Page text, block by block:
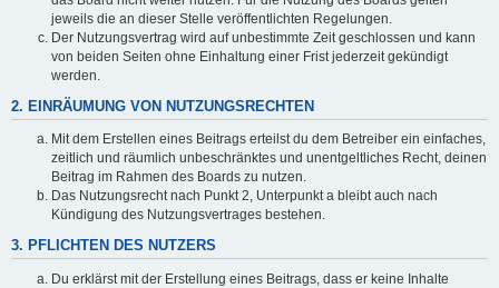
jeweils die an dieser Stelle veröffentlichten Regelungen.
Der Nutzungsvertrag wird auf unbestimmte Zeit geschlossen und kann
von beiden Seiten ohne Einhaltung einer Frist jederzeit gekündigt
werden.
2. EINRÄUMUNG VON NUTZUNGSRECHTEN
Mit dem Erstellen eines Beitrags erteilst du dem Betreiber ein einfaches,
zeitlich und räumlich unbeschränktes und unentgeltliches Recht, deinen
Beitrag im Rahmen des Boards zu nutzen.
Das Nutzungsrecht nach Punkt 2, Unterpunkt a bleibt auch nach
Kündigung des Nutzungsvertrages bestehen.
3. PFLICHTEN DES NUTZERS
Du erklärst mit der Erstellung eines Beitrags, dass er keine Inhalte